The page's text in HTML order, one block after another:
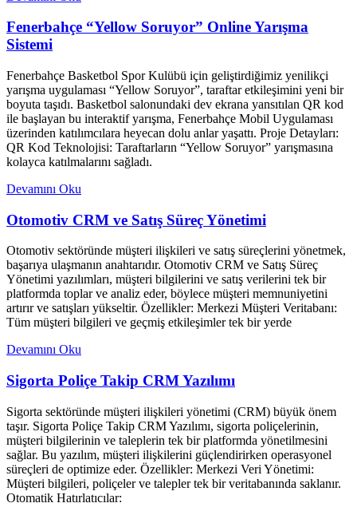
Fenerbahçe “Yellow Soruyor” Online Yarışma
Sistemi
Fenerbahçe Basketbol Spor Kulübü için geliştirdiğimiz yenilikçi
yarışma uygulaması “Yellow Soruyor”, taraftar etkileşimini yeni bir
boyuta taşıdı. Basketbol salonundaki dev ekrana yansıtılan QR kod
ile başlayan bu interaktif yarışma, Fenerbahçe Mobil Uygulaması
üzerinden katılımcılara heyecan dolu anlar yaşattı. Proje Detayları:
QR Kod Teknolojisi: Taraftarların “Yellow Soruyor” yarışmasına
kolayca katılmalarını sağladı.
Devamını Oku
Otomotiv CRM ve Satış Süreç Yönetimi
Otomotiv sektöründe müşteri ilişkileri ve satış süreçlerini yönetmek,
başarıya ulaşmanın anahtarıdır. Otomotiv CRM ve Satış Süreç
Yönetimi yazılımları, müşteri bilgilerini ve satış verilerini tek bir
platformda toplar ve analiz eder, böylece müşteri memnuniyetini
artırır ve satışları yükseltir. Özellikler: Merkezi Müşteri Veritabanı:
Tüm müşteri bilgileri ve geçmiş etkileşimler tek bir yerde
Devamını Oku
Sigorta Poliçe Takip CRM Yazılımı
Sigorta sektöründe müşteri ilişkileri yönetimi (CRM) büyük önem
taşır. Sigorta Poliçe Takip CRM Yazılımı, sigorta poliçelerinin,
müşteri bilgilerinin ve taleplerin tek bir platformda yönetilmesini
sağlar. Bu yazılım, müşteri ilişkilerini güçlendirirken operasyonel
süreçleri de optimize eder. Özellikler: Merkezi Veri Yönetimi:
Müşteri bilgileri, poliçeler ve talepler tek bir veritabanında saklanır.
Otomatik Hatırlatıcılar: